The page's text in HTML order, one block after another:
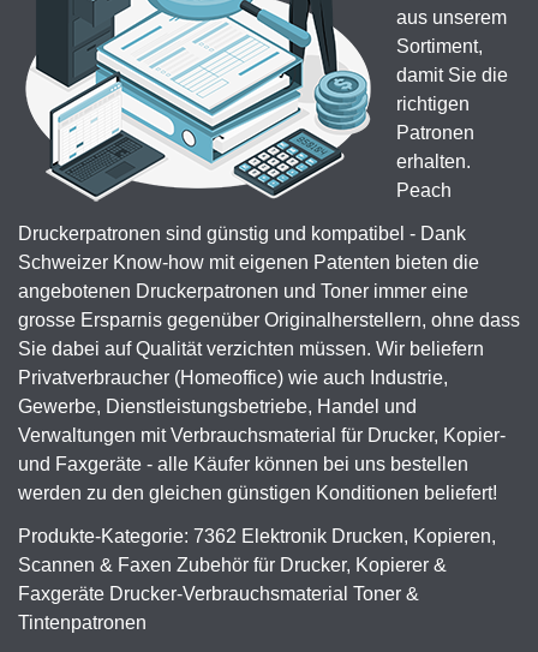
aus unserem
Sortiment,
damit Sie die
richtigen
Patronen
erhalten.
Peach
Druckerpatronen sind günstig und kompatibel - Dank
Schweizer Know-how mit eigenen Patenten bieten die
angebotenen Druckerpatronen und Toner immer eine
grosse Ersparnis gegenüber Originalherstellern, ohne dass
Sie dabei auf Qualität verzichten müssen. Wir beliefern
Privatverbraucher (Homeoffice) wie auch Industrie,
Gewerbe, Dienstleistungsbetriebe, Handel und
Verwaltungen mit Verbrauchsmaterial für Drucker, Kopier-
und Faxgeräte - alle Käufer können bei uns bestellen
werden zu den gleichen günstigen Konditionen beliefert!
Produkte-Kategorie: 7362 Elektronik Drucken, Kopieren,
Scannen & Faxen Zubehör für Drucker, Kopierer &
Faxgeräte Drucker-Verbrauchsmaterial Toner &
Tintenpatronen